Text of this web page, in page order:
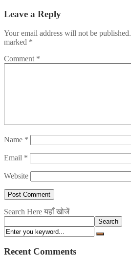
Leave a Reply
Your email address will not be published.
marked *
Comment *
Name *
Email *
Website
Search Here यहाँ खोजें
Search
Recent Comments